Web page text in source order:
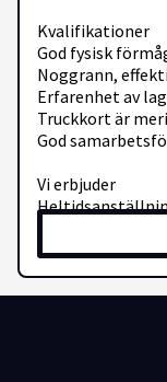
Kvalifikationer
God fysisk
Noggrann,
Erfarenhet av
Truckkort är
God
Vi erbjuder
Introduktion
En trygg
Möjlighet till